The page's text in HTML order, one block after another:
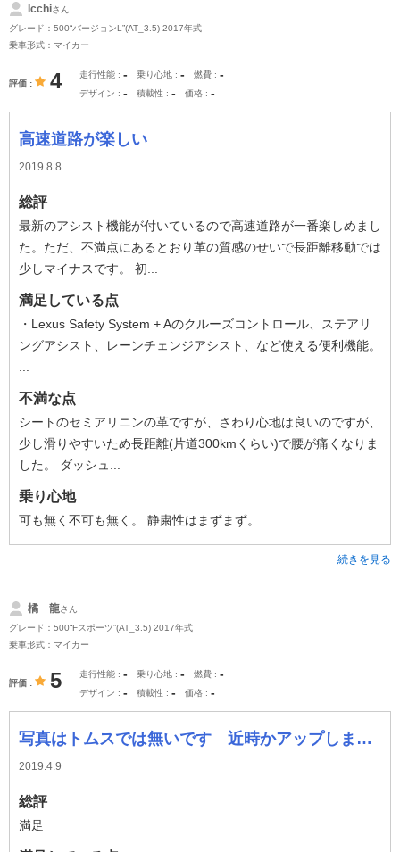
Icchiさん
グレード：500“バージョンL”(AT_3.5) 2017年式
乗車形式：マイカー
評価 4 走行性能 - 乗り心地 - 燃費 -
デザイン - 積載性 - 価格 -
高速道路が楽しい
2019.8.8
総評
最新のアシスト機能が付いているので高速道路が一番楽しめまし
た。ただ、不満点にあるとおり革の質感のせいで長距離移動では
少しマイナスです。 初...
満足している点
・Lexus Safety System + Aのクルーズコントロール、ステアリ
ングアシスト、レーンチェンジアシスト、など使える便利機能。
不満な点
シートのセミアリニンの革ですが、さわり心地は良いのですが、
少し滑りやすいため長距離(片道300kmくらい)で腰が痛くなりま
した。 ダッシュ...
乗り心地
可も無く不可も無く。 静粛性はまずまず。
続きを見る
橘 龍さん
グレード：500“Fスポーツ”(AT_3.5) 2017年式
乗車形式：マイカー
評価 5 走行性能 - 乗り心地 - 燃費 -
デザイン - 積載性 - 価格 -
写真はトムスでは無いです 近時かアップします。
2019.4.9
総評
満足